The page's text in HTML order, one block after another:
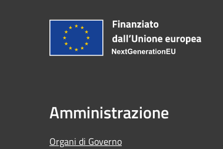
Amministrazione
Organi di Governo